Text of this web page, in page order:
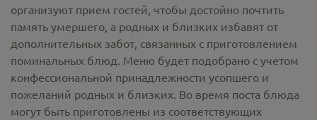
организуют прием гостей, чтобы достойно почтить
память умершего, а родных и близких избавят от
дополнительных забот, связанных с приготовлением
поминальных блюд. Меню будет подобрано с учетом
конфессиональной принадлежности усопшего и
пожеланий родных и близких. Во время поста блюда
могут быть приготовлены из соответствующих